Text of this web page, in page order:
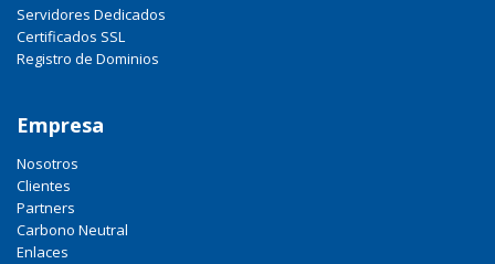
Servidores Dedicados
Certificados SSL
Registro de Dominios
Empresa
Nosotros
Clientes
Partners
Carbono Neutral
Enlaces